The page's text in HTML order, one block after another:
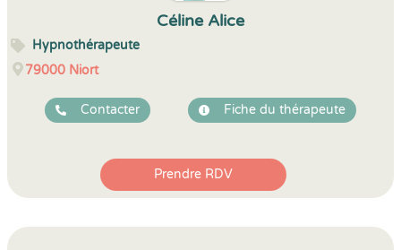
Céline Alice
Hypnothérapeute
79000 Niort
Contacter Fiche du thérapeute
Prendre RDV